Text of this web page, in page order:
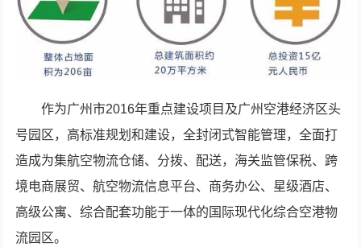
作为广州市2016年重点建设项目及广州空港经济区头
号园区，高标准规划和建设，全封闭式智能管理，全面打
造成为集航空物流仓储、分拨、配送，海关监管保税、跨
境电商展贸、航空物流信息平台、商务办公、星级酒店、
高级公寓、综合配套功能于一体的国际现代化综合空港物
流园区。